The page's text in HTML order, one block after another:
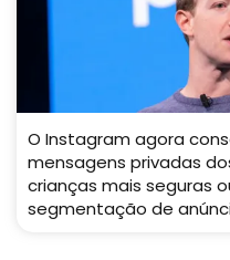
O Instagram agora
mensagens privadas
crianças mais seguras
segmentação de